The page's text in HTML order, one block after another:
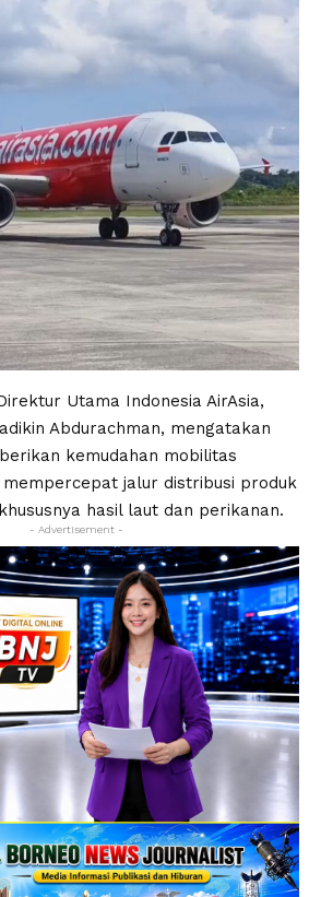
Utama Indonesia AirAsia,
Abdurachman, mengatakan
kemudahan mobilitas
jalur distribusi produk
hasil laut dan perikanan.
- Advertisement -